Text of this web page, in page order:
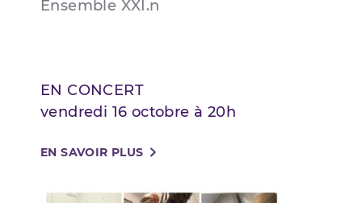
Ensemble XXI.n
EN CONCERT
vendredi 16 octobre à 20h
EN SAVOIR PLUS